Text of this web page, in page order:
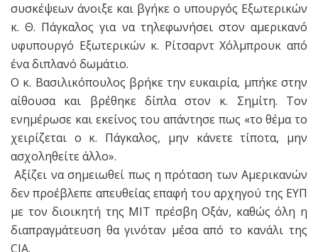
συσκέψεων άνοιξε και βγήκε ο υπουργός Εξωτερικών
κ. Θ. Πάγκαλος για να τηλεφωνήσει στον αμερικανό
υφυπουργό Εξωτερικών κ. Ρίτσαρντ Χόλμπρουκ από
ένα διπλανό δωμάτιο.
Ο κ. Βασιλικόπουλος βρήκε την ευκαιρία, μπήκε στην
αίθουσα και βρέθηκε δίπλα στον κ. Σημίτη. Τον
ενημέρωσε και εκείνος του απάντησε πως «το θέμα το
χειρίζεται ο κ. Πάγκαλος, μην κάνετε τίποτα, μην
ασχοληθείτε άλλο».
Αξίζει να σημειωθεί πως η πρόταση των Αμερικανών
δεν προέβλεπε απευθείας επαφή του αρχηγού της ΕΥΠ
με τον διοικητή της MIT πρέσβη Οξάν, καθώς όλη η
διαπραγμάτευση θα γινόταν μέσα από το κανάλι της
CIA.